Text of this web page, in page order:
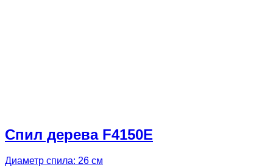
Спил дерева F4150E
Диаметр спила: 26 см